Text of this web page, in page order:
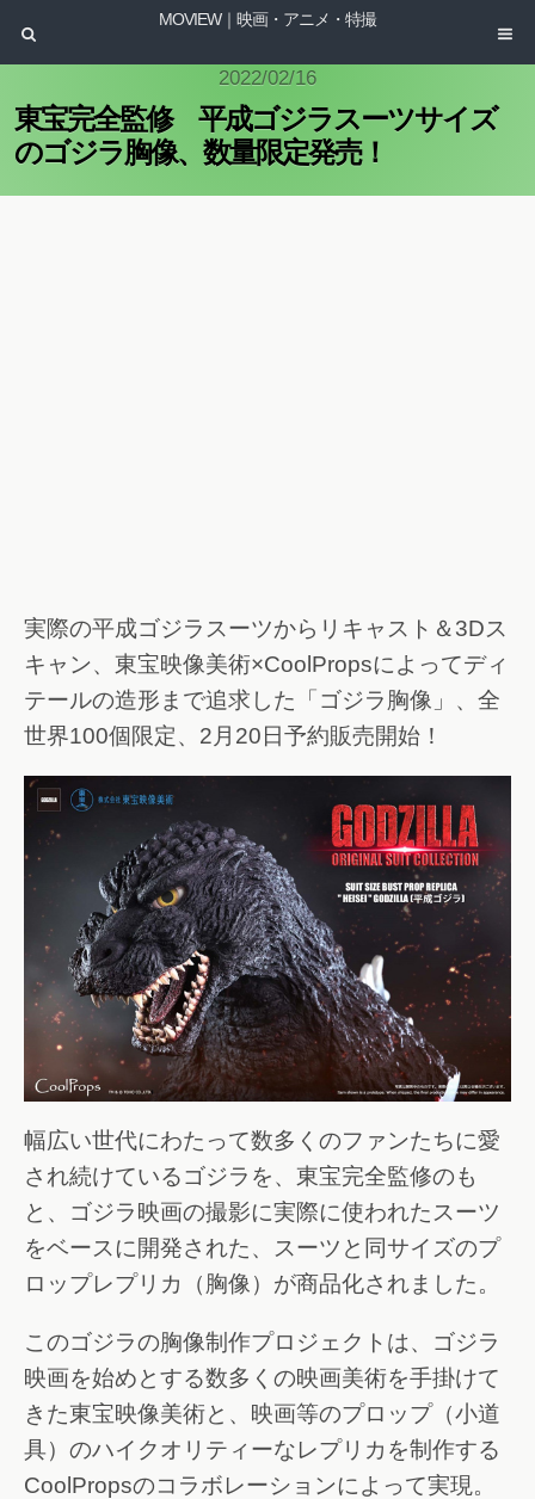
MOVIEW｜映画・アニメ・特撮
2022/02/16
東宝完全監修 平成ゴジラスーツサイズ
のゴジラ胸像、数量限定発売！
実際の平成ゴジラスーツからリキャスト＆3Dス
キャン、東宝映像美術×CoolPropsによってディ
テールの造形まで追求した「ゴジラ胸像」、全
世界100個限定、2月20日予約販売開始！
幅広い世代にわたって数多くのファンたちに愛
され続けているゴジラを、東宝完全監修のも
と、ゴジラ映画の撮影に実際に使われたスーツ
をベースに開発された、スーツと同サイズのプ
ロップレプリカ（胸像）が商品化されました。
このゴジラの胸像制作プロジェクトは、ゴジラ
映画を始めとする数多くの映画美術を手掛けて
きた東宝映像美術と、映画等のプロップ（小道
具）のハイクオリティーなレプリカを制作する
CoolPropsのコラボレーションによって実現。